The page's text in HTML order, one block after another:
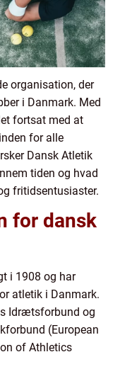
organisation, der
i Danmark. Med
fortsat med at
for alle
Dansk Atletik
tiden og hvad
fritidsentusiaster.
for dansk
i 1908 og har
atletik i Danmark.
Idrætsforbund og
(European
of Athletics